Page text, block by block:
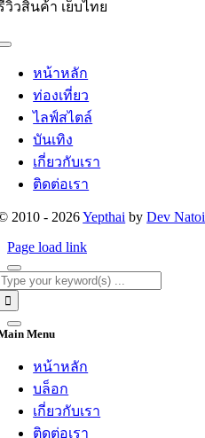
วิวสินค้า เย็บไทย
Toggle
Navigation
หน้าหลัก
ท่องเที่ยว
ไลฟ์สไตล์
บันเทิง
เกี่ยวกับเรา
ติดต่อเรา
2010 - 2026Yepthai byDev Natoi
Page load link
Menu
หน้าหลัก
บล็อก
เกี่ยวกับเรา
ติดต่อเรา